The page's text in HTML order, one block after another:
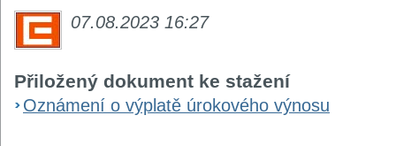
07.08.2023 16:27
Přiložený dokument ke stažení
Oznámení o výplatě úrokového výnosu